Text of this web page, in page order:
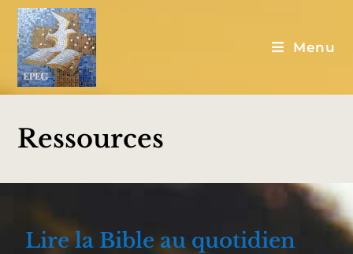
Menu
Ressources
Lire la Bible au quotidien